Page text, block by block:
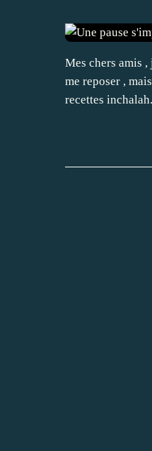
Mes chers amis
me reposer ,
recettes